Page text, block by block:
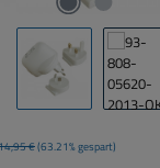
Preis:
€(63.21% gespart)